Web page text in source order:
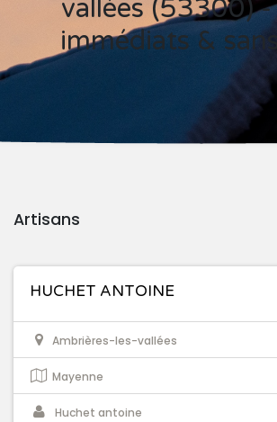
vallées (53300) -
immédiats &
Artisans
HUCHET ANTOINE
Ambrières-les-vallées
Mayenne
Huchet antoine